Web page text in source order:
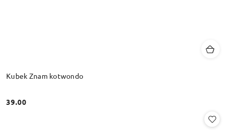
Kubek Znam kotwondo
Cena:
39.00